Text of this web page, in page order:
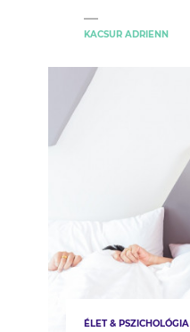
KACSUR ADRIENN
ÉLET & PSZICHOLÓGIA